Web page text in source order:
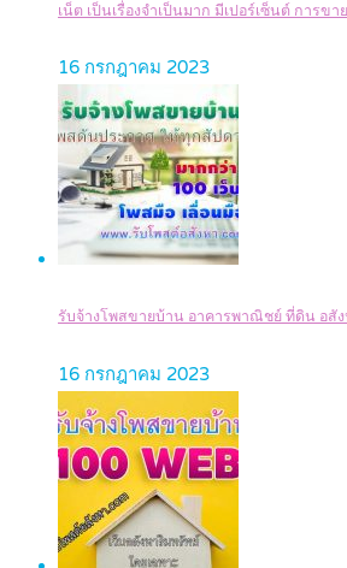
เน็ต เป็นเรื่องจำเป็นมาก มีเปอร์เซ็นต์ การขา
16 กรกฎาคม 2023
รับจ้างโพสขายบ้าน อาคารพาณิชย์ ที่ดิน อสั
16 กรกฎาคม 2023